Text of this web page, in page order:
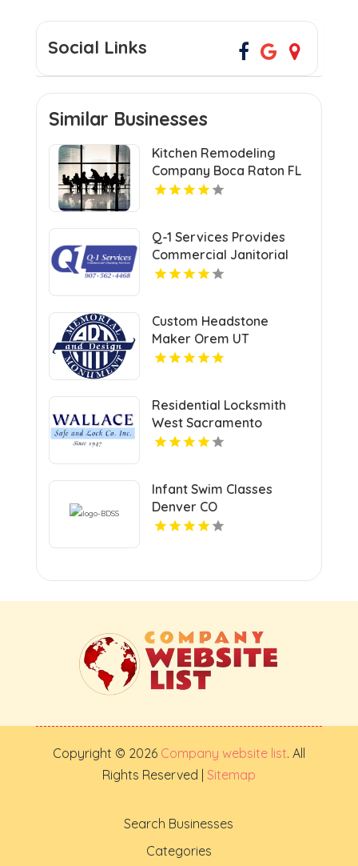
Social Links
Similar Businesses
Kitchen Remodeling
Company Boca Raton FL
Q-1 Services Provides
Commercial Janitorial
Services In Anchorage,
Custom Headstone
Maker Orem UT
Residential Locksmith
West Sacramento
Infant Swim Classes
Denver CO
Copyright © 2026 Company website list. All
Rights Reserved | Sitemap
Search Businesses
Categories